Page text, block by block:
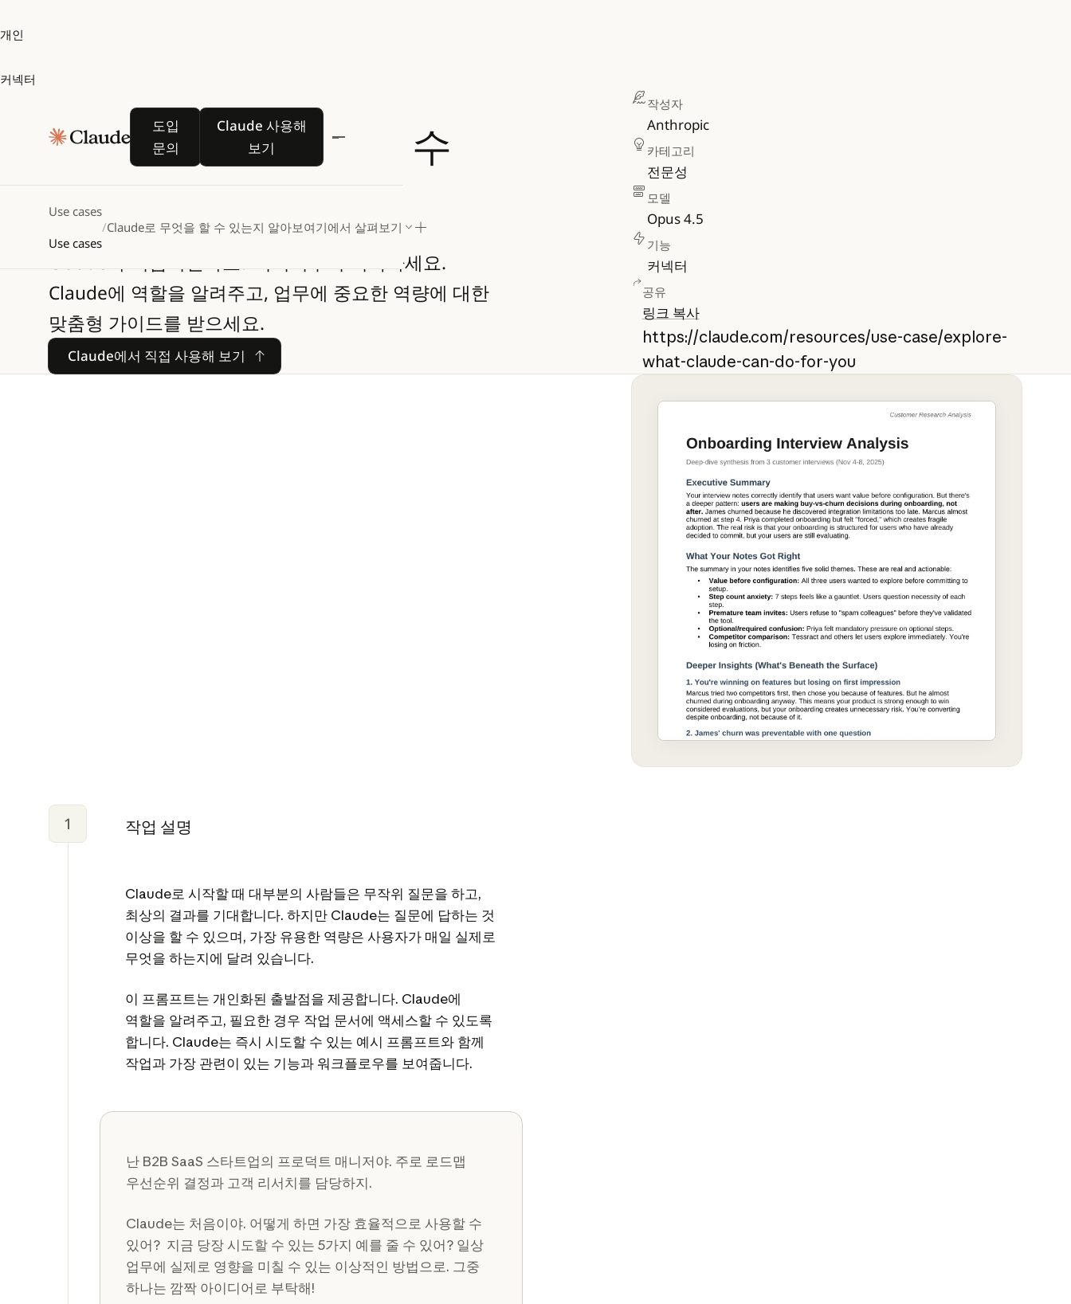
개인
커넥터
도입
문의
도입 문의
Claude 사용해
보기
Claude 사용해 보기
Use cases
Use cases
/Claude로 무엇을 할 수 있는지 알아보세요여기에서 살펴보기
Claude로 무엇을 할 수
있는지 알아보세요
Claude가 처음이신가요? 여기서부터 시작하세요.
Claude에 역할을 알려주고, 업무에 중요한 역량에 대한
맞춤형 가이드를 받으세요.
Claude에서 직접 사용해 보기
Claude에서 직접 사용해 보기
작성자
Anthropic
카테고리
전문성
모델
Opus 4.5
기능
커넥터
공유
링크 복사
https://claude.com/resources/use-case/explore-
what-claude-can-do-for-you
1 작업 설명
Claude로 시작할 때 대부분의 사람들은 무작위 질문을 하고,
최상의 결과를 기대합니다. 하지만 Claude는 질문에 답하는 것
이상을 할 수 있으며, 가장 유용한 역량은 사용자가 매일 실제로
무엇을 하는지에 달려 있습니다.
이 프롬프트는 개인화된 출발점을 제공합니다. Claude에
역할을 알려주고, 필요한 경우 작업 문서에 액세스할 수 있도록
합니다. Claude는 즉시 시도할 수 있는 예시 프롬프트와 함께
작업과 가장 관련이 있는 기능과 워크플로우를 보여줍니다.
난 B2B SaaS 스타트업의 프로덕트 매니저야. 주로 로드맵
우선순위 결정과 고객 리서치를 담당하지.
Claude는 처음이야. 어떻게 하면 가장 효율적으로 사용할 수
있어? 지금 당장 시도할 수 있는 5가지 예를 줄 수 있어? 일상
업무에 실제로 영향을 미칠 수 있는 이상적인 방법으로. 그중
하나는 깜짝 아이디어로 부탁해!